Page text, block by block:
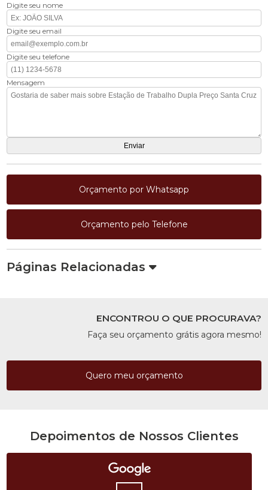
Digite seu nome
Digite seu email
Digite seu telefone
Mensagem
Orçamento por Whatsapp
Orçamento pelo Telefone
Páginas Relacionadas
ENCONTROU O QUE PROCURAVA?
Faça seu orçamento grátis agora mesmo!
Quero meu orçamento
Depoimentos de Nossos Clientes